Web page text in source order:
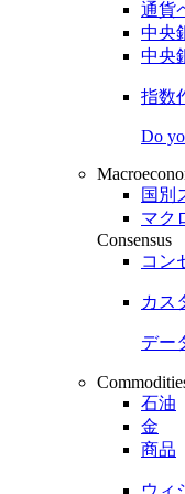
通貨
中央
中央
指数
Do
国別
マク
Consensus
コン
カス
デー
石油
金
商品
ウィ